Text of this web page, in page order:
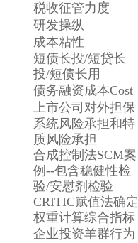
税收征管力度
研发操纵
成本粘性
短债长投/短贷长
投/短债长用
债务融资成本Cost
上市公司对外担保
系统风险承担和特
质风险承担
合成控制法SCM案
例--包含稳健性检
验/安慰剂检验
CRITIC赋值法确定
权重计算综合指标
企业投资羊群行为